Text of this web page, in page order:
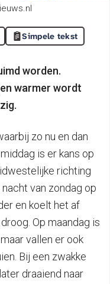
Simpele tekst
worden.
warmer wordt
zo nu en dan
is er kans op
richting
van zondag op
en koelt het af
Op maandag is
vallen er ook
Bij een zwakke
draaiend naar